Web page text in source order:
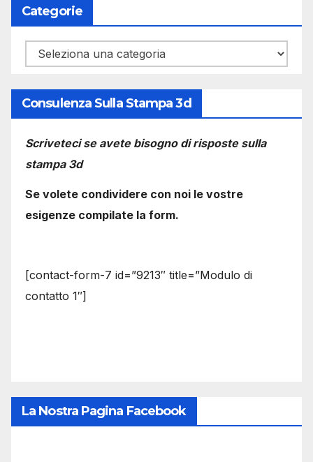
Categorie
Categorie
Consulenza Sulla Stampa 3d
Scriveteci se avete bisogno di risposte sulla
stampa 3d
Se volete condividere con noi le vostre
esigenze compilate la form.
[contact-form-7 id=”9213″ title=”Modulo di
contatto 1″]
La Nostra Pagina Facebook